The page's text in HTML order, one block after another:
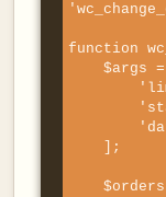
function
    $args = [
    $orders = wc_get_orders( $args );